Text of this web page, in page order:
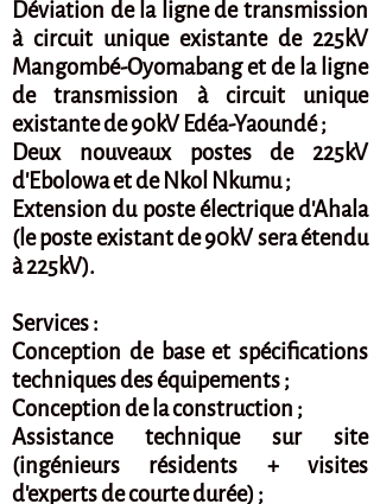
Déviation de la ligne de transmission
à circuit unique existante de 225kV
Mangombé-Oyomabang et de la ligne
de transmission à circuit unique
existante de 90kV Edéa-Yaoundé ;
Deux nouveaux postes de 225kV
d'Ebolowa et de Nkol Nkumu ;
Extension du poste électrique d'Ahala
(le poste existant de 90kV sera étendu
à 225kV).
Services :
Conception de base et spécifications
techniques des équipements ;
Conception de la construction ;
Assistance technique sur site
(ingénieurs résidents + visites
d'experts de courte durée) ;